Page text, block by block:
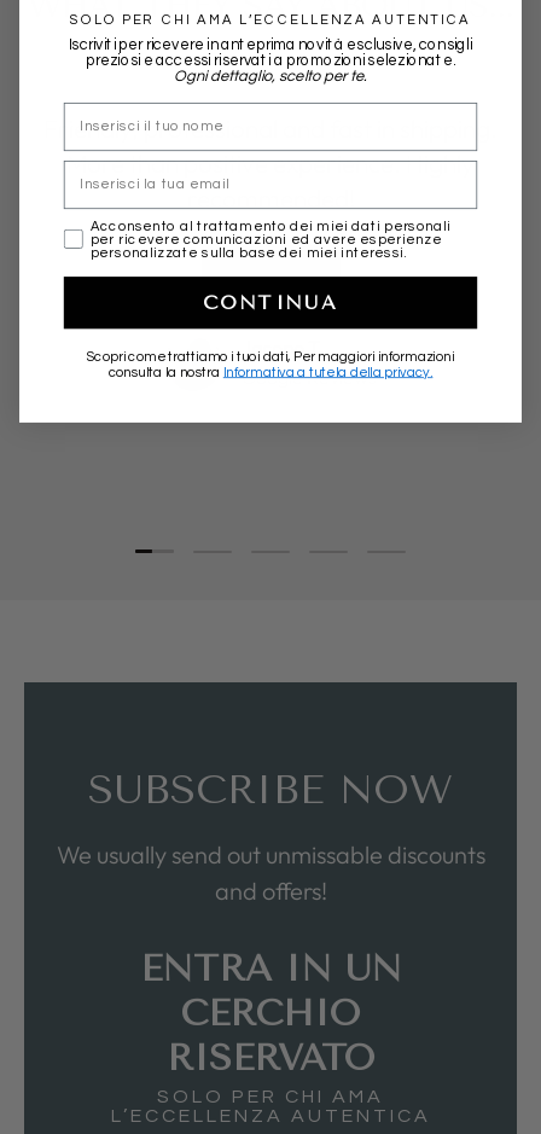
Friendly, professional and fast in shipping.
More than positive experience. Highly
recommended!
★★★★★
Jacopo T.
Google Reviews
SUBSCRIBE NOW
We usually send out unmissable discounts
and offers!
ENTRA IN UN
CERCHIO
RISERVATO
SOLO PER CHI AMA
L’ECCELLENZA AUTENTICA
SOLO PER CHI AMA L’ECCELLENZA AUTENTICA
Iscriviti per ricevere in anteprima novità esclusive, consigli
preziosi e accessi riservati a promozioni selezionate.
Ogni dettaglio, scelto per te.
nome
Email
marketing
Acconsento al trattamento dei miei dati personali
per ricevere comunicazioni ed avere esperienze
personalizzate sulla base dei miei interessi.
CONTINUA
Scopri come trattiamo i tuoi dati, Per maggiori informazioni
consulta la nostra Informativa a tutela della privacy.